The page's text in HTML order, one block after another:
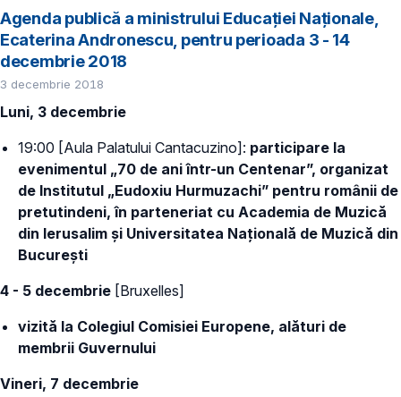
Agenda publică a ministrului Educației Naționale,
Ecaterina Andronescu, pentru perioada 3 - 14
decembrie 2018
3 decembrie 2018
Luni, 3 decembrie
19:00 [Aula Palatului Cantacuzino]: participare la
evenimentul „70 de ani într-un Centenar”, organizat
de Institutul „Eudoxiu Hurmuzachi” pentru românii de
pretutindeni, în parteneriat cu Academia de Muzică
din Ierusalim și Universitatea Națională de Muzică din
București
4 - 5 decembrie [Bruxelles]
vizită la Colegiul Comisiei Europene, alături de
membrii Guvernului
Vineri, 7 decembrie